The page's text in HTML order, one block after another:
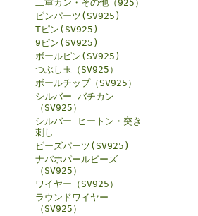
二重カン・その他（925）
ピンパーツ(SV925)
Tピン(SV925)
9ピン(SV925)
ボールピン(SV925)
つぶし玉（SV925）
ボールチップ（SV925）
シルバー バチカン
（SV925）
シルバー ヒートン・突き
刺し
ビーズパーツ(SV925)
ナバホパールビーズ
（SV925）
ワイヤー（SV925）
ラウンドワイヤー
（SV925）